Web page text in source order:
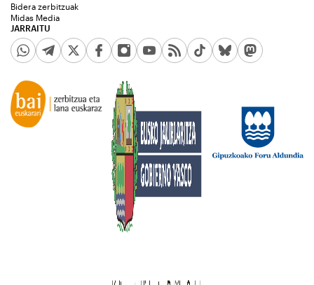
JARRAITU
Bidera zerbitzuak
Midas Media